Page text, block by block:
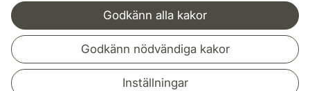
Godkänn alla kakor
Godkänn nödvändiga kakor
Inställningar
Samarbeten och nätverk